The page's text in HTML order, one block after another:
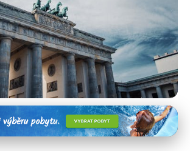
rozpočtem
Cestách: Levné